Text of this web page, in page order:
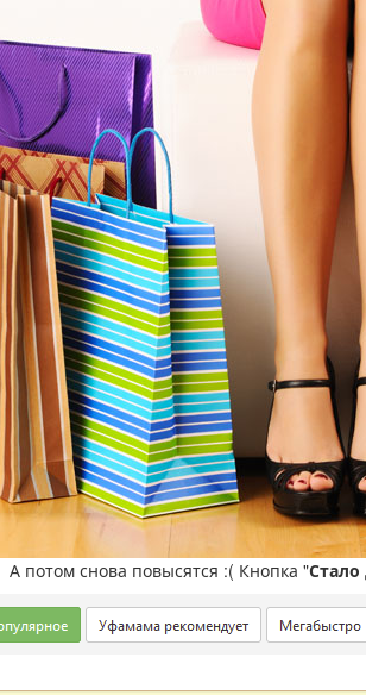
А потом снова повысятся :( Кнопка "